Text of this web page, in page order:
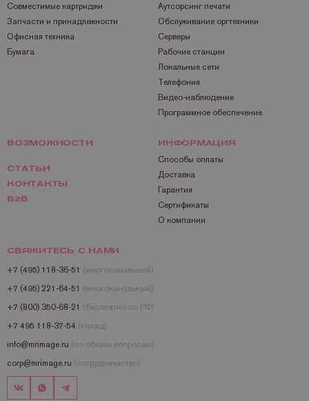
Совместимые картриджи
Запчасти и принадлежности
Офисная техника
Бумага
Аутсорсинг печати
Обслуживание оргтехники
Серверы
Рабочие станции
Локальные сети
Телефония
Видео-наблюдение
Программное обеспечение
ВОЗМОЖНОСТИ
СТАТЬИ
КОНТАКТЫ
B2B
ИНФОРМАЦИЯ
Способы оплаты
Доставка
Гарантия
Сертификаты
О компании
СВЯЖИТЕСЬ С НАМИ
+7 (495) 118-36-51 (многоканальный)
+7 (495) 221-64-51 (многоканальный)
+7 (800) 350-68-21 (бесплатно по РФ)
+7 495 118-37-54 (склад)
info@mrimage.ru (по общим вопросам)
corp@mrimage.ru (сотрудничество)